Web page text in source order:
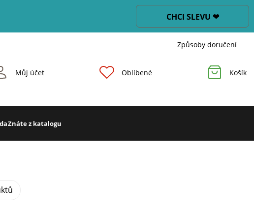
CHCI SLEVU ❤
Způsoby doručení
Můj účet Oblíbené Košík
Znáte z katalogu